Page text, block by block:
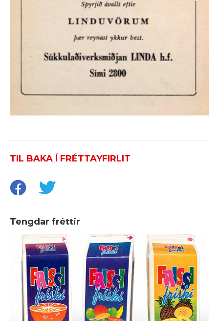
TIL BAKA Í FRÉTTAYFIRLIT
Tengdar fréttir